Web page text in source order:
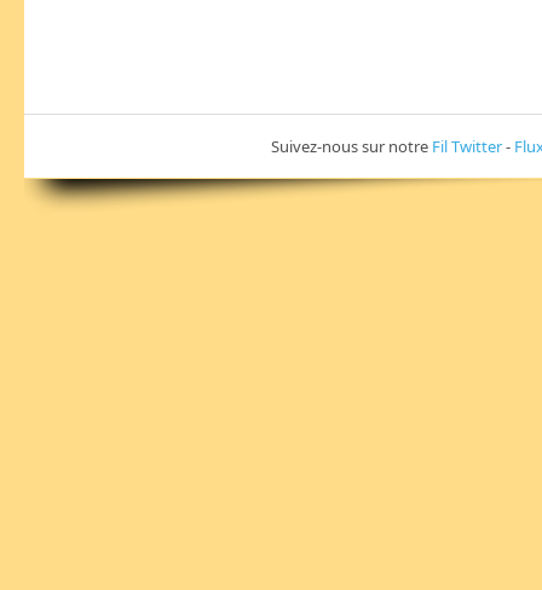
Suivez-nous sur notre Fil Twitter-